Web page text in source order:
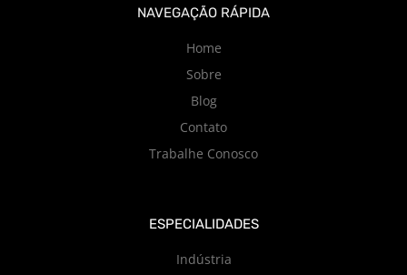
NAVEGAÇÃO RÁPIDA
Home
Sobre
Blog
Contato
Trabalhe Conosco
ESPECIALIDADES
Indústria